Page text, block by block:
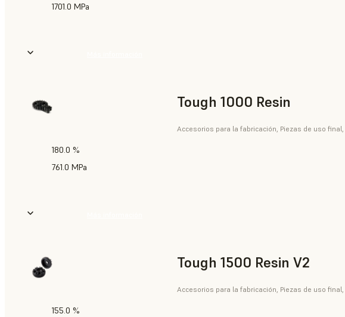
1701.0 MPa
Tough 1000 Resin
Accesorios para la fabricación, Piezas de uso
180.0 %
761.0 MPa
Tough 1500 Resin V2
Accesorios para la fabricación, Piezas de uso
155.0 %